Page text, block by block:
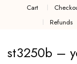
Cart
Refunds
st3250b –